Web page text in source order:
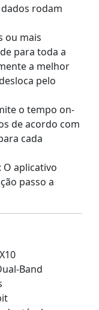
rodam
ou mais
para toda a
a melhor
pelo
o tempo on-
de acordo com
cada
O aplicativo
passo a
Band